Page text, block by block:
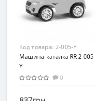
Комбинированный
Код товара: 2-005-Y
Машина-каталка RR 2-005-
Y
0